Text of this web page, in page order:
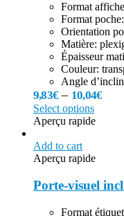
Format
Format
Orientation
Matière:
Épaisseur
Couleur:
Angle
9,83€– 10,04€
Select options
Aperçu rapide
Add to cart
Aperçu rapide
Porte-visuel
Format